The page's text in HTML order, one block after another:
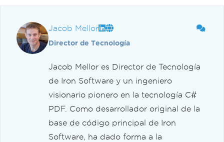
Jacob Mellor
Director de Tecnología
Jacob Mellor es Director de Tecnología
de Iron Software y un ingeniero
visionario pionero en la tecnología C#
PDF. Como desarrollador original de la
base de código principal de Iron
Software, ha dado forma a la